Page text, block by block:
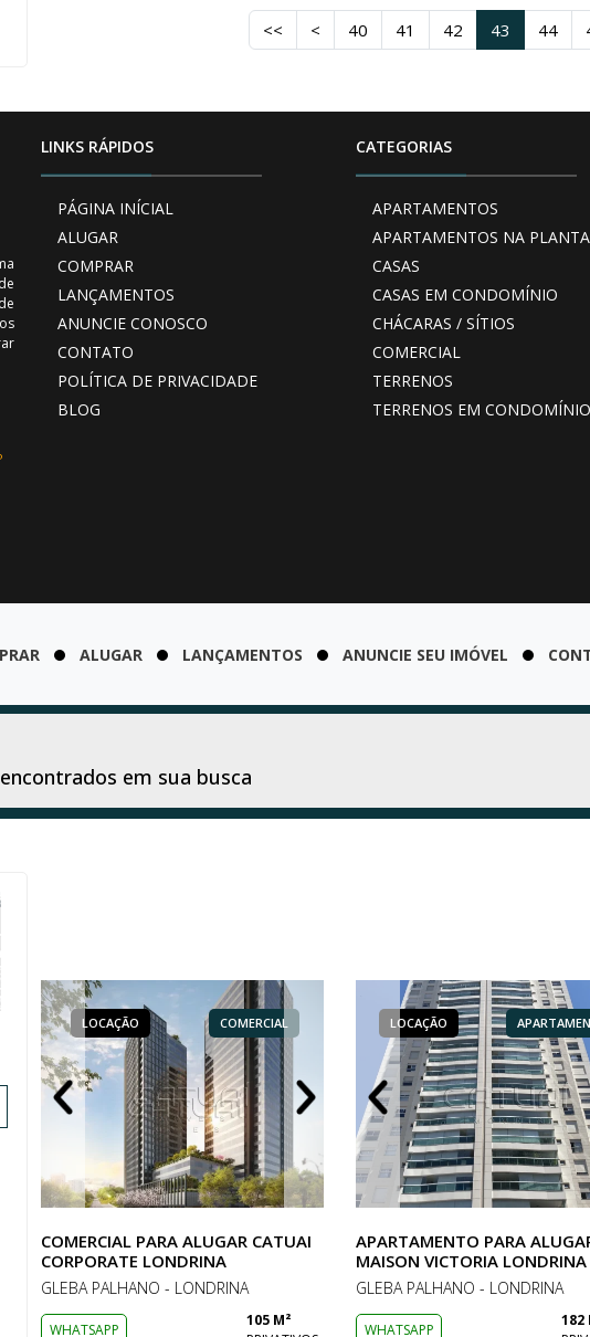
<< < 40 41 42 43 44
LINKS RÁPIDOS
PÁGINA INÍCIAL
ALUGAR
COMPRAR
LANÇAMENTOS
ANUNCIE CONOSCO
CONTATO
POLÍTICA DE PRIVACIDADE
BLOG
CATEGORIAS
APARTAMENTOS
APARTAMENTOS NA PLANTA
CASAS
CASAS EM CONDOMÍNIO
CHÁCARAS / SÍTIOS
COMERCIAL
TERRENOS
TERRENOS EM CONDOMÍNIO
ALUGAR LANÇAMENTOS ANUNCIE SEU IMÓVEL
em sua busca
LOCAÇÃO COMERCIAL LOCAÇÃO COMERCIAL
COMERCIAL PARA ALUGAR CATUAI
CORPORATE LONDRINA
GLEBA PALHANO - LONDRINA
WHATSAPP
105 M²
LOCAÇÃO APARTAMENTO LOCAÇÃO
APARTAMENTO PARA
MAISON VICTORIA LONDRINA
GLEBA PALHANO - LONDRINA
WHATSAPP
182
LOCAÇÃO